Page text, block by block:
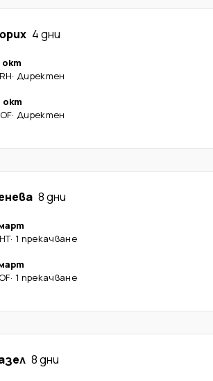
4 дни
окт
· Директен
окт
· Директен
8 дни
· 1 прекачване
· 1 прекачване
8 дни